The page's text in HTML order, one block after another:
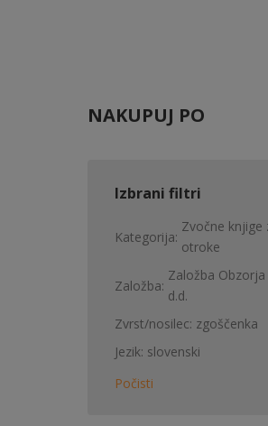
NAKUPUJ PO
Izbrani filtri
Kategorija
Zvočne knjige
otroke
Založba
Založba Obzorja
d.d.
Zvrst/nosilec zgoščenka
Jezik slovenski
Počisti